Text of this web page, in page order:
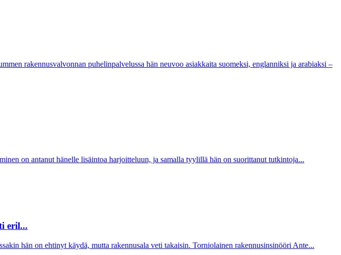
rakennusvalvonnan puhelinpalvelussa hän neuvoo asiakkaita suomeksi, englanniksi ja arabiaksi –
on antanut hänelle lisäintoa harjoitteluun, ja samalla tyylillä hän on suorittanut tutkintoja...
eril...
hän on ehtinyt käydä, mutta rakennusala veti takaisin. Torniolainen rakennus­insi­nööri Ante...